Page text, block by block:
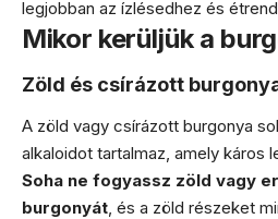
legjobban az ízlésedhez és
Mikor kerüljük a
Zöld és csírázott
A zöld vagy csírázott burgonya
alkaloidot tartalmaz, amely káros
Soha ne fogyassz zöld vagy
burgonyát, és a zöld részeket